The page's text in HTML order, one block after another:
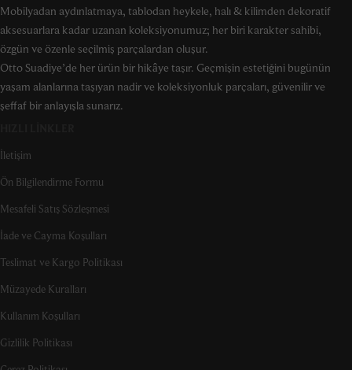
Mobilyadan aydınlatmaya, tablodan heykele, halı & kilimden dekoratif
aksesuarlara kadar uzanan koleksiyonumuz; her biri karakter sahibi,
özgün ve özenle seçilmiş parçalardan oluşur.
Otto Suadiye’de her ürün bir hikâye taşır. Geçmişin estetiğini bugünün
yaşam alanlarına taşıyan nadir ve koleksiyonluk parçaları, güvenilir ve
şeffaf bir anlayışla sunarız.
İletişim
Ön Bilgilendirme Formu
Mesafeli Satış Sözleşmesi
İade ve Cayma Koşulları
Teslimat ve Kargo Politikası
Müzayede Kuralları
Kullanım Koşulları
Gizlilik Politikası